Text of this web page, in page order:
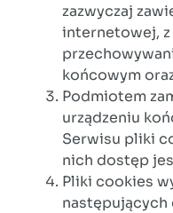
zazwyczaj
internetowej,
końcowym
Podmiotem
urządzeniu
Serwisu pliki
nich dostęp
Pliki cookies
następujących